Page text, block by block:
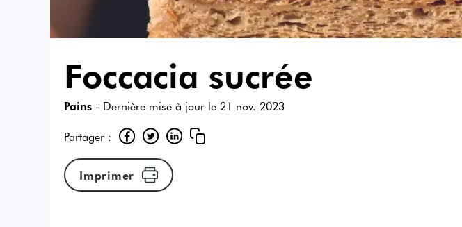
Foccacia sucrée
Pains - Dernière mise à jour le 21 nov. 2023
Partager :
Imprimer